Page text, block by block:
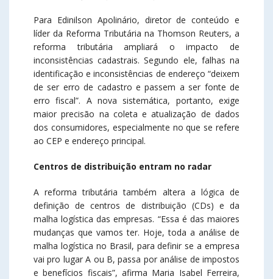
Para Edinilson Apolinário, diretor de conteúdo e
líder da Reforma Tributária na Thomson Reuters, a
reforma tributária ampliará o impacto de
inconsistências cadastrais. Segundo ele, falhas na
identificação e inconsistências de endereço “deixem
de ser erro de cadastro e passem a ser fonte de
erro fiscal”. A nova sistemática, portanto, exige
maior precisão na coleta e atualização de dados
dos consumidores, especialmente no que se refere
ao CEP e endereço principal.
Centros de distribuição entram no radar
A reforma tributária também altera a lógica de
definição de centros de distribuição (CDs) e da
malha logística das empresas. “Essa é das maiores
mudanças que vamos ter. Hoje, toda a análise de
malha logística no Brasil, para definir se a empresa
vai pro lugar A ou B, passa por análise de impostos
e benefícios fiscais”, afirma Maria Isabel Ferreira,